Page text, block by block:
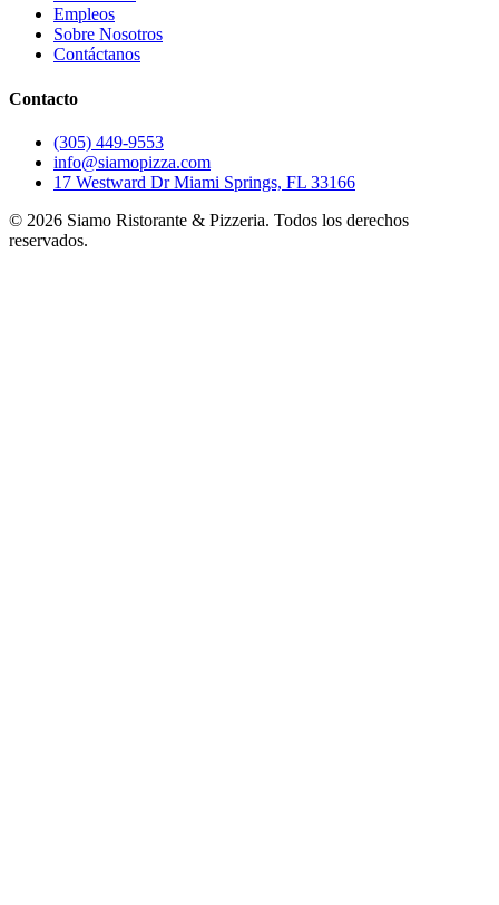
Empleos
Sobre Nosotros
Contáctanos
Contacto
(305) 449-9553
info@siamopizza.com
17 Westward Dr Miami Springs, FL 33166
© 2026 Siamo Ristorante & Pizzeria. Todos los derechos
reservados.